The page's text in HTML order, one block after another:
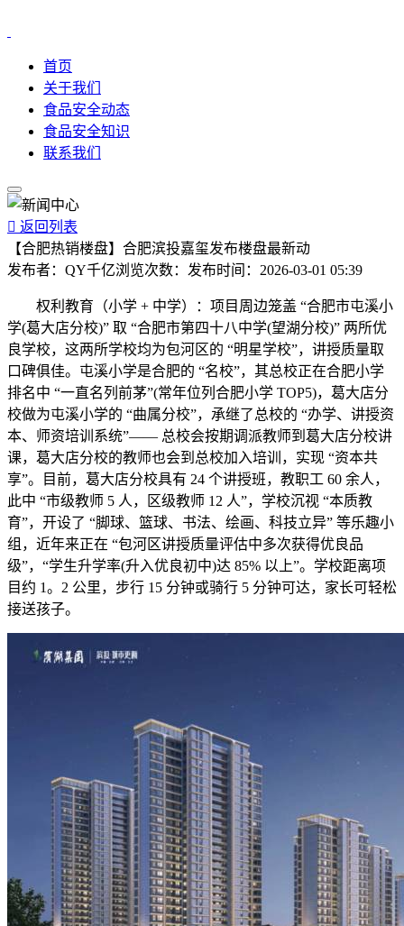
首页
关于我们
食品安全动态
食品安全知识
联系我们
 返回列表
【合肥热销楼盘】合肥滨投嘉玺发布楼盘最新动
发布者： QY千亿浏览次数： 发布时间： 2026-03-01 05:39
权利教育（小学 + 中学）：项目周边笼盖 “合肥市屯溪小
学(葛大店分校)” 取 “合肥市第四十八中学(望湖分校)” 两所优
良学校，这两所学校均为包河区的 “明星学校”，讲授质量取
口碑俱佳。屯溪小学是合肥的 “名校”，其总校正在合肥小学
排名中 “一直名列前茅”(常年位列合肥小学 TOP5)，葛大店分
校做为屯溪小学的 “曲属分校”，承继了总校的 “办学、讲授资
本、师资培训系统”—— 总校会按期调派教师到葛大店分校讲
课，葛大店分校的教师也会到总校加入培训，实现 “资本共
享”。目前，葛大店分校具有 24 个讲授班，教职工 60 余人，
此中 “市级教师 5 人，区级教师 12 人”，学校沉视 “本质教
育”，开设了 “脚球、篮球、书法、绘画、科技立异” 等乐趣小
组，近年来正在 “包河区讲授质量评估中多次获得优良品
级”，“学生升学率(升入优良初中)达 85% 以上”。学校距离项
目约 1。2 公里，步行 15 分钟或骑行 5 分钟可达，家长可轻松
接送孩子。